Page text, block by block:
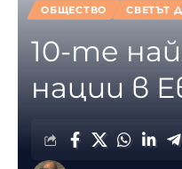
ОБЩЕСТВО СВЕТЪТ
10-те
нации в